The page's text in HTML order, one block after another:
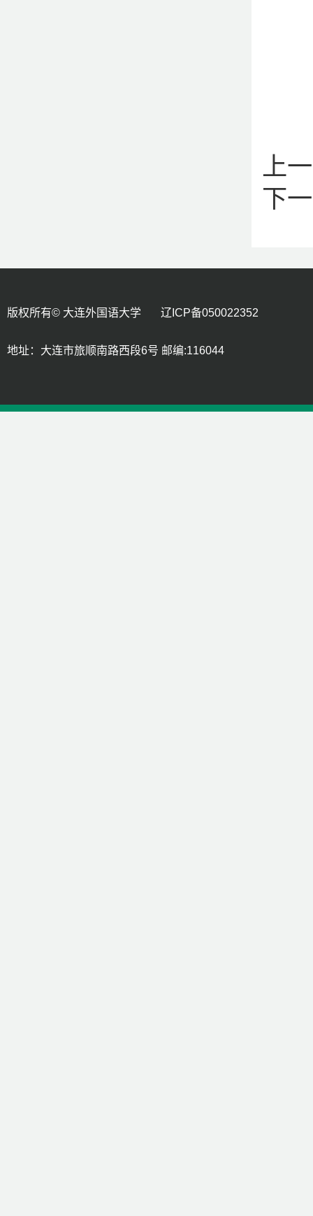
上
下
版权所有© 大连外国语大学 辽ICP备050022352
地址：大连市旅顺南路西段6号 邮编:116044